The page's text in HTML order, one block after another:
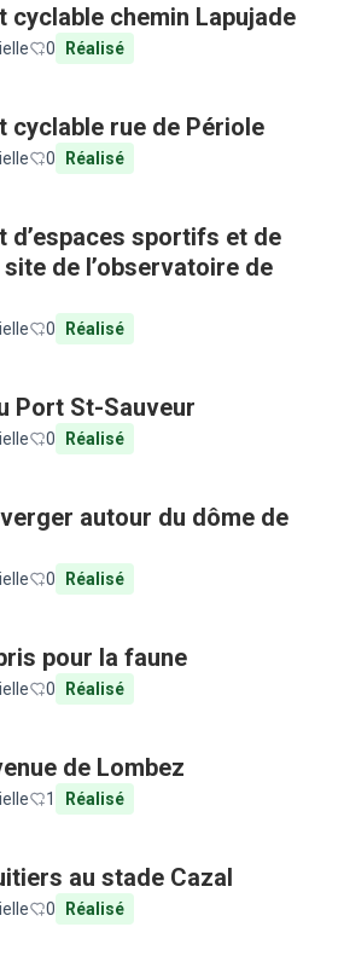
cyclable chemin Lapujade
0 Réalisé
cyclable rue de Périole
0 Réalisé
d’espaces sportifs et de
de l’observatoire de
0 Réalisé
Port St-Sauveur
0 Réalisé
autour du dôme de
0 Réalisé
pour la faune
0 Réalisé
de Lombez
1 Réalisé
au stade Cazal
0 Réalisé